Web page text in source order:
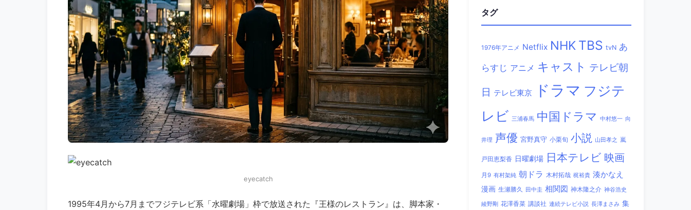
eyecatch
1995年4月から7月までフジテレビ系「水曜劇場」枠で放送された『王様のレストラン』は、脚本家・
タグ
1976年アニメ Netflix NHK TBS tvN あ
らすじ アニメ キャスト テレビ朝
日 テレビ東京 ドラマ フジテ
レビ 三浦春馬 中国ドラマ 中村悠一 向
井理 声優 宮野真守 小栗旬 小説 山田孝之 嵐
戸田恵梨香 日曜劇場 日本テレビ 映画
月9 有村架純 朝ドラ 木村拓哉 梶裕貴 湊かなえ
漫画 生瀬勝久 田中圭 相関図 神木隆之介 神谷浩史
綾野剛 花澤香菜 講談社 連続テレビ小説 長澤まさみ 集